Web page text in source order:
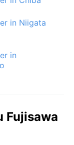
in Niigata
in
Fujisawa